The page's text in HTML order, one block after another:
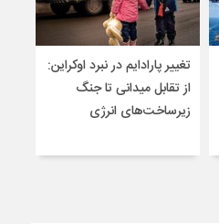
تغییر پارادایم در نبرد اوکراین:
از تقابل میدانی تا جنگ
زیرساخت‌های انرژی